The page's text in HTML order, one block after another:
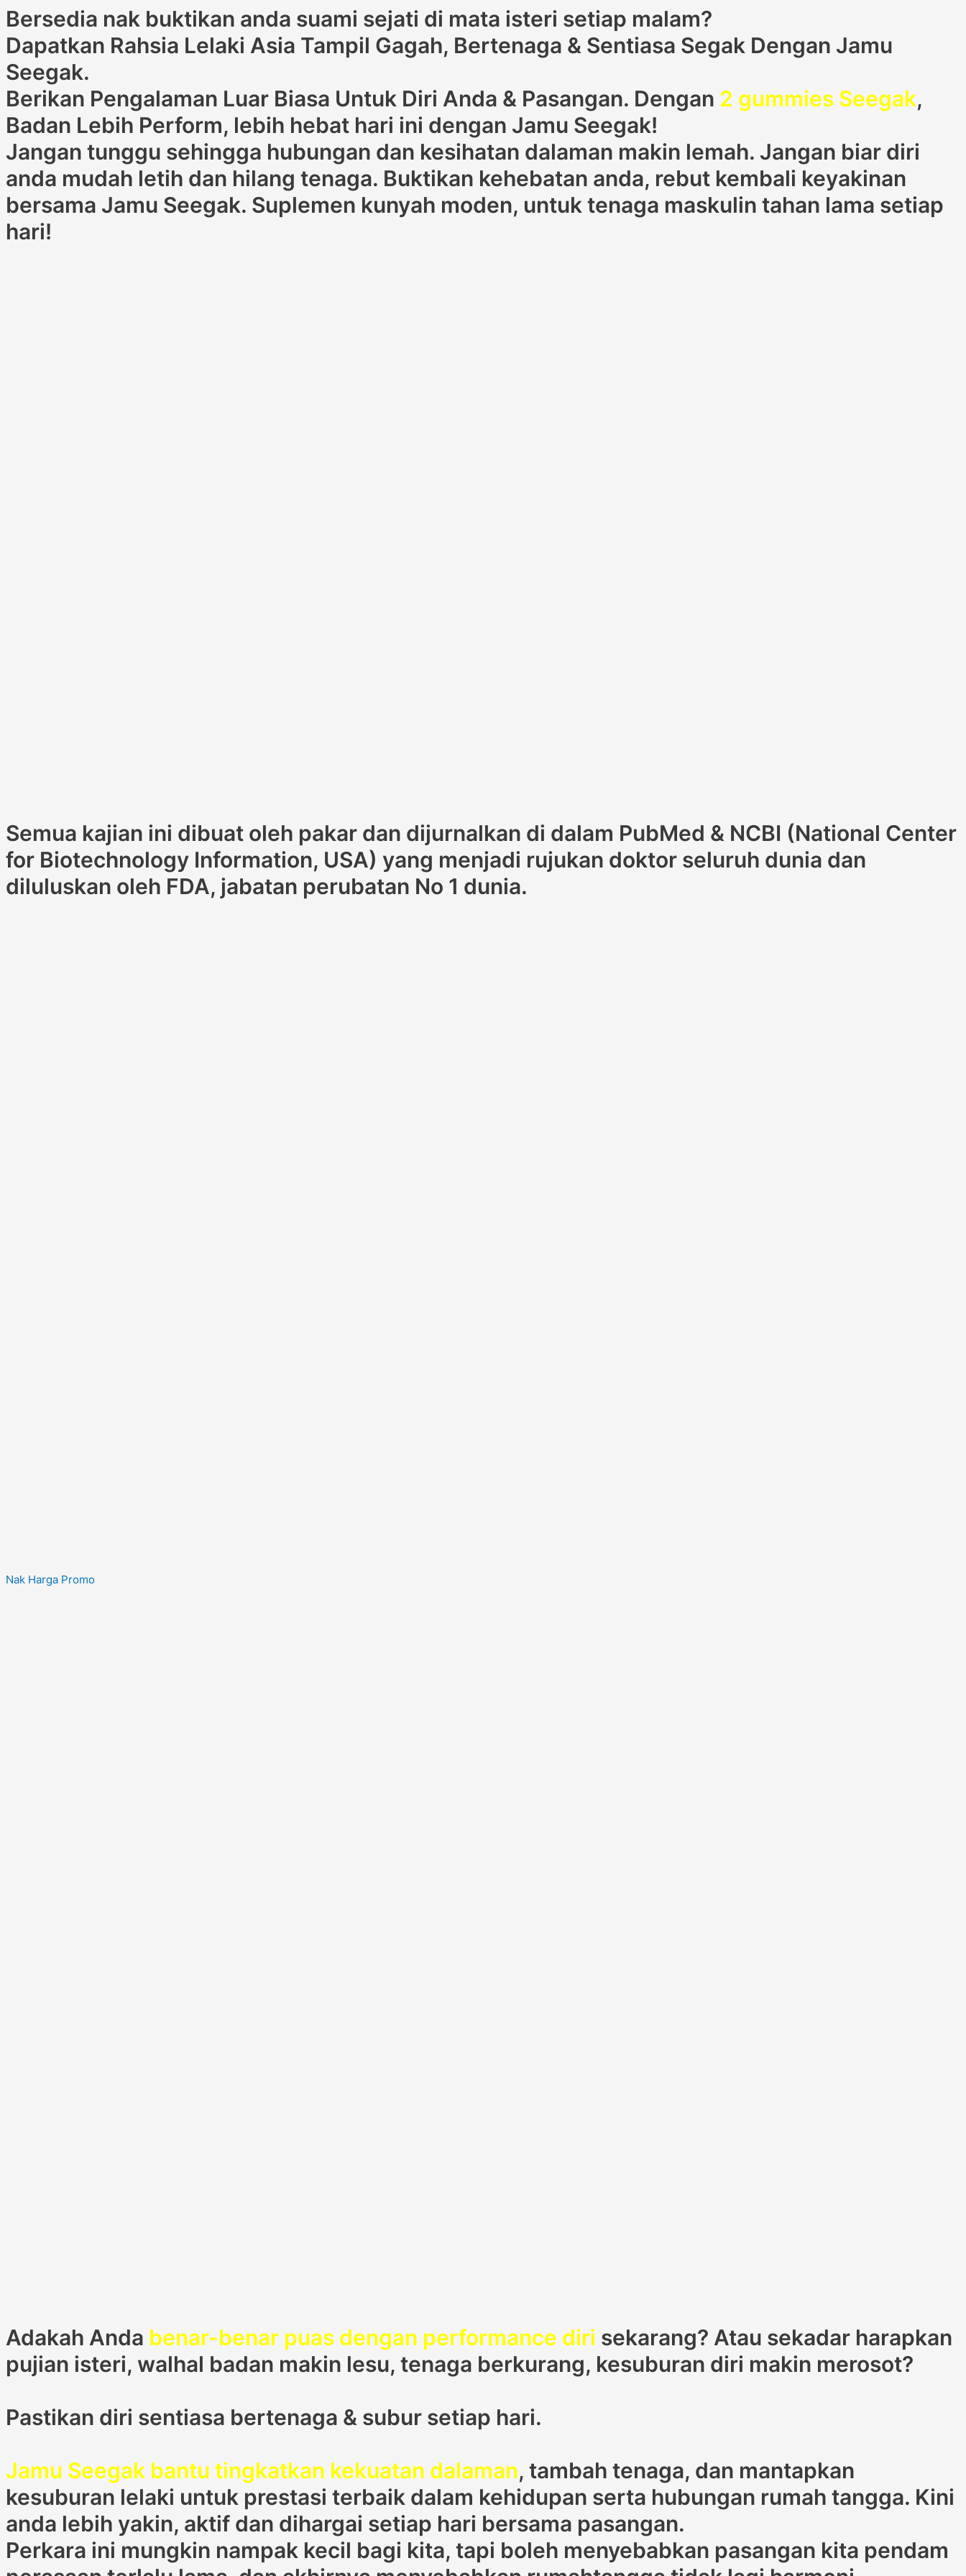
Bersedia nak buktikan anda suami sejati di mata isteri setiap malam?
Dapatkan Rahsia Lelaki Asia Tampil Gagah, Bertenaga & Sentiasa Segak Dengan Jamu
Seegak.
Berikan Pengalaman Luar Biasa Untuk Diri Anda & Pasangan. Dengan 2 gummies Seegak,
Badan Lebih Perform, lebih hebat hari ini dengan Jamu Seegak!
Jangan tunggu sehingga hubungan dan kesihatan dalaman makin lemah. Jangan biar diri
anda mudah letih dan hilang tenaga. Buktikan kehebatan anda, rebut kembali keyakinan
bersama Jamu Seegak. Suplemen kunyah moden, untuk tenaga maskulin tahan lama setiap
hari!
Semua kajian ini dibuat oleh pakar dan dijurnalkan di dalam PubMed & NCBI (National Center
for Biotechnology Information, USA) yang menjadi rujukan doktor seluruh dunia dan
diluluskan oleh FDA, jabatan perubatan No 1 dunia.
Nak Harga Promo
Adakah Anda benar-benar puas dengan performance diri sekarang? Atau sekadar harapkan
pujian isteri, walhal badan makin lesu, tenaga berkurang, kesuburan diri makin merosot?
Pastikan diri sentiasa bertenaga & subur setiap hari.
Jamu Seegak bantu tingkatkan kekuatan dalaman, tambah tenaga, dan mantapkan
kesuburan lelaki untuk prestasi terbaik dalam kehidupan serta hubungan rumah tangga. Kini
anda lebih yakin, aktif dan dihargai setiap hari bersama pasangan.
Perkara ini mungkin nampak kecil bagi kita, tapi boleh menyebabkan pasangan kita pendam